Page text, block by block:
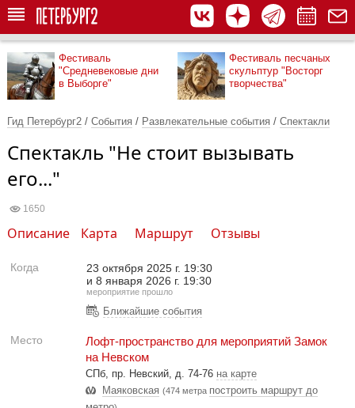
Фестиваль
"Средневековые дни
в Выборге"
Фестиваль песчаных
скульптур "Восторг
творчества"
Гид Петербург2 / События / Развлекательные события / Спектакли
Спектакль "Не стоит вызывать
его..."
1650
Описание Карта Маршрут Отзывы
Когда
23 октября 2025 г. 19:30
и 8 января 2026 г. 19:30
мероприятие прошло
Ближайшие события
Место
Лофт-пространство для мероприятий Замок
на Невском
СПб, пр. Невский, д. 74-76 на карте
Маяковская (474 метра построить маршрут до